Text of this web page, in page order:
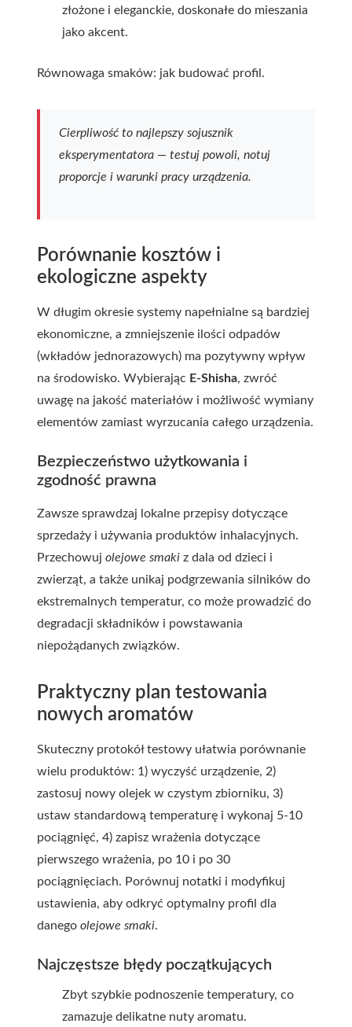
złożone i eleganckie, doskonałe do mieszania
jako akcent.
Równowaga smaków: jak budować profil.
Cierpliwość to najlepszy sojusznik
eksperymentatora — testuj powoli, notuj
proporcje i warunki pracy urządzenia.
Porównanie kosztów i
ekologiczne aspekty
W długim okresie systemy napełnialne są bardziej
ekonomiczne, a zmniejszenie ilości odpadów
(wkładów jednorazowych) ma pozytywny wpływ
na środowisko. Wybierając E-Shisha, zwróć
uwagę na jakość materiałów i możliwość wymiany
elementów zamiast wyrzucania całego urządzenia.
Bezpieczeństwo użytkowania i
zgodność prawna
Zawsze sprawdzaj lokalne przepisy dotyczące
sprzedaży i używania produktów inhalacyjnych.
Przechowuj olejowe smaki z dala od dzieci i
zwierząt, a także unikaj podgrzewania silników do
ekstremalnych temperatur, co może prowadzić do
degradacji składników i powstawania
niepożądanych związków.
Praktyczny plan testowania
nowych aromatów
Skuteczny protokół testowy ułatwia porównanie
wielu produktów: 1) wyczyść urządzenie, 2)
zastosuj nowy olejek w czystym zbiorniku, 3)
ustaw standardową temperaturę i wykonaj 5-10
pociągnięć, 4) zapisz wrażenia dotyczące
pierwszego wrażenia, po 10 i po 30
pociągnięciach. Porównuj notatki i modyfikuj
ustawienia, aby odkryć optymalny profil dla
danego olejowe smaki.
Najczęstsze błędy początkujących
Zbyt szybkie podnoszenie temperatury, co
zamazuje delikatne nuty aromatu.